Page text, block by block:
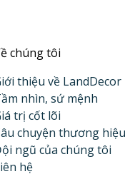
chúng tôi
thiệu về LandDecor
nhìn, sứ mệnh
trị cốt lõi
chuyện thương hiệu
ngũ của chúng tôi
hệ